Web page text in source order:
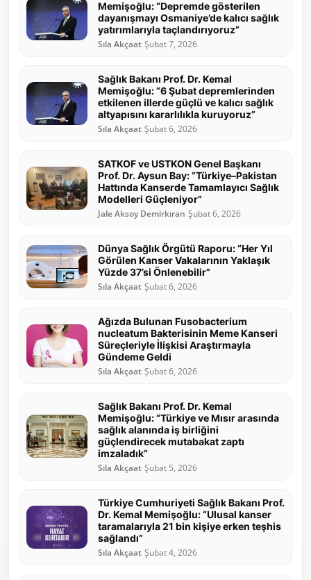
Memişoğlu: “Depremde gösterilen
dayanışmayı Osmaniye’de kalıcı sağlık
yatırımlarıyla taçlandırıyoruz”
Sıla Akçaat Şubat 7, 2026
Sağlık Bakanı Prof. Dr. Kemal
Memişoğlu: “6 Şubat depremlerinden
etkilenen illerde güçlü ve kalıcı sağlık
altyapısını kararlılıkla kuruyoruz”
Sıla Akçaat Şubat 6, 2026
SATKOF ve USTKON Genel Başkanı
Prof. Dr. Aysun Bay: “Türkiye–Pakistan
Hattında Kanserde Tamamlayıcı Sağlık
Modelleri Güçleniyor”
Jale Aksoy Demirkıran Şubat 6, 2026
Dünya Sağlık Örgütü Raporu: “Her Yıl
Görülen Kanser Vakalarının Yaklaşık
Yüzde 37’si Önlenebilir”
Sıla Akçaat Şubat 6, 2026
Ağızda Bulunan Fusobacterium
nucleatum Bakterisinin Meme Kanseri
Süreçleriyle İlişkisi Araştırmayla
Gündeme Geldi
Sıla Akçaat Şubat 6, 2026
Sağlık Bakanı Prof. Dr. Kemal
Memişoğlu: “Türkiye ve Mısır arasında
sağlık alanında iş birliğini
güçlendirecek mutabakat zaptı
imzaladık”
Sıla Akçaat Şubat 5, 2026
Türkiye Cumhuriyeti Sağlık Bakanı Prof.
Dr. Kemal Memişoğlu: “Ulusal kanser
taramalarıyla 21 bin kişiye erken teşhis
sağlandı”
Sıla Akçaat Şubat 4, 2026